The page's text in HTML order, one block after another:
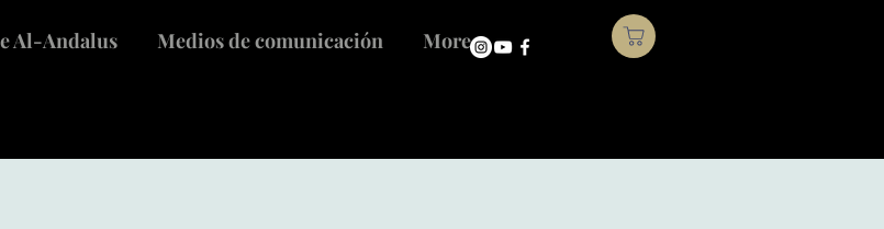
Al-Andalus Medios de comunicación More